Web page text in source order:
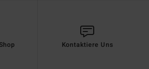
Kontaktiere Uns